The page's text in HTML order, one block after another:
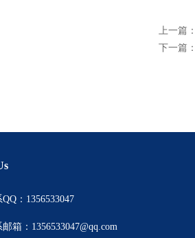
上一篇
下一篇
：1356533047
箱：1356533047@qq.com